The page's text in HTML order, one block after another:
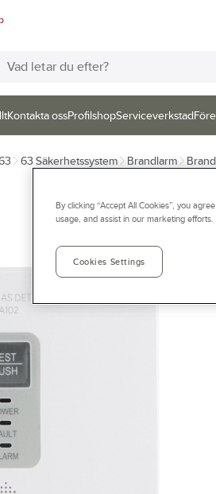
Kontakta ossProfilshopServiceverkstad
63 Säkerhetssystem Brandlarm
By clicking “Accept All Cookies”, you
usage, and assist in our marketing efforts.
Cookies Settings